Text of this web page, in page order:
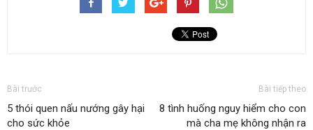
Bài trước
5 thói quen nấu nướng gây hại
cho sức khỏe
Bài tiếp theo
8 tình huống nguy hiểm cho con
mà cha mẹ không nhận ra